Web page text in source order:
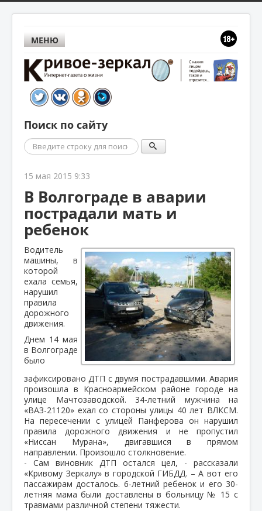
МЕНЮ
Поиск по сайту
Поиск
15 мая 2015 9:33
В Волгограде в аварии
пострадали мать и
ребенок
Водитель
машины, в
которой
ехала семья,
нарушил
правила
дорожного
движения.
Днем 14 мая
в Волгограде
было
зафиксировано ДТП с двумя пострадавшими. Авария
произошла в Красноармейском районе городе на
улице Мачтозаводской. 34-летний мужчина на
«ВАЗ-21120» ехал со стороны улицы 40 лет ВЛКСМ.
На пересечении с улицей Панферова он нарушил
правила дорожного движения и не пропустил
«Ниссан Мурана», двигавшися в прямом
направлении. Произошло столкновение.
- Сам виновник ДТП остался цел, - рассказали
«Кривому Зеркалу» в городской ГИБДД. – А вот его
пассажирам досталось. 6-летний ребенок и его 30-
летняя мама были доставлены в больницу № 15 с
травмами различной степени тяжести.